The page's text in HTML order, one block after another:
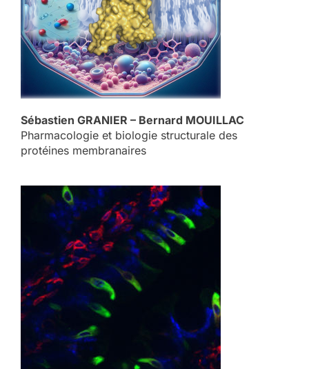
Sébastien GRANIER – Bernard MOUILLAC
Pharmacologie et biologie structurale des
protéines membranaires